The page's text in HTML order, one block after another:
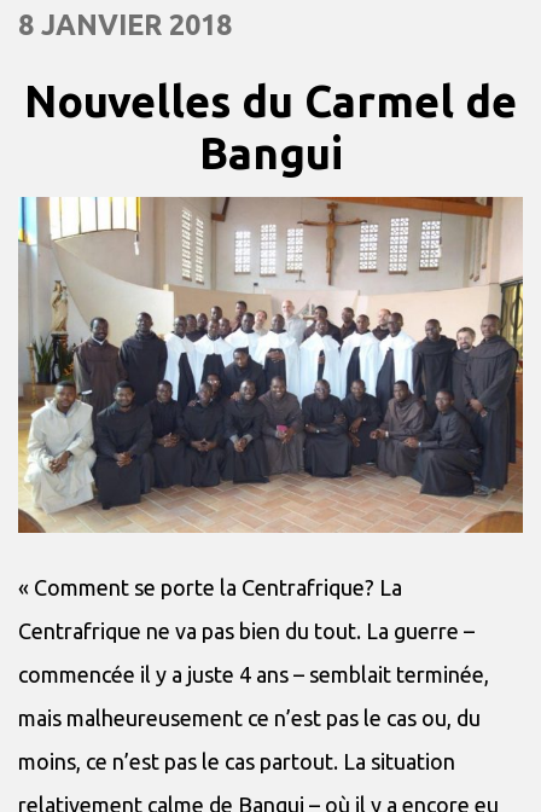
8 JANVIER 2018
Nouvelles du Carmel de
Bangui
« Comment se porte la Centrafrique? La
Centrafrique ne va pas bien du tout. La guerre –
commencée il y a juste 4 ans – semblait terminée,
mais malheureusement ce n’est pas le cas ou, du
moins, ce n’est pas le cas partout. La situation
relativement calme de Bangui – où il y a encore eu